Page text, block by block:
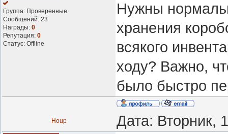
Группа: Проверенные
Сообщений: 23
Награды: 0
Репутация: 0
Статус: Offline
Нужны
хранения
всякого
ходу? Важно,
было быстро
Houp Дата: Вторник,